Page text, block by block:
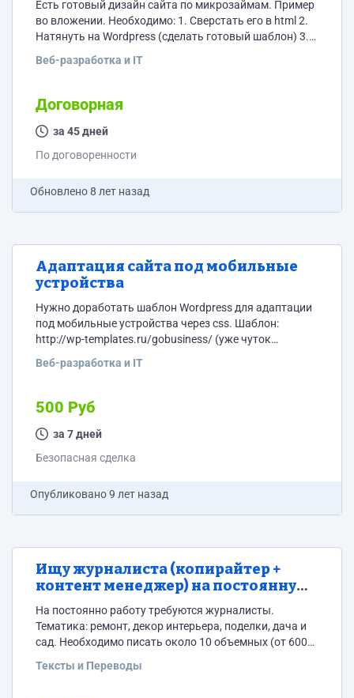
Есть готовый дизайн сайта по микрозаймам. Пример
во вложении. Необходимо: 1. Сверстать его в html 2.
Натянуть на Wordpress (сделать готовый шаблон) 3.
микрозаймов (данные по ним, лого, процент,
из этого плагина в статьях по шорткодам
(вставляешь шорткод - получаешь витрину с
данными займа) 5. Написать скрипт подбора
Веб-разработка и IT
Договорная
за 45 дней
По договоренности
Обновлено8 лет назад
Адаптация сайта под мобильные
устройства
Нужно доработать шаблон Wordpress для адаптации
под мобильные устройства через css. Шаблон:
http://wp-templates.ru/gobusiness/ (уже чуток
мобильных устройствах сайт смотрелся корректно -
убиралось под кнопку - решить вопрос с шапкой,
чтобы там оставалось только лого, а не картинка
Веб-разработка и IT
500 Руб
за 7 дней
Безопасная сделка
Опубликовано9 лет назад
Ищу журналиста (копирайтер +
контент менеджер) на постоянную
работу
На постоянно работу требуются журналисты.
Тематика: ремонт, декор интерьера, поделки, дача и
сад. Необходимо писать около 10 объемных (от 6000-
подбирать к ним картинки в поисковиках и
Тексты и Переводы